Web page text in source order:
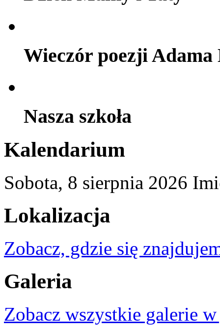
Wieczór poezji
Nasza szkoła
Kalendarium
Sobota, 8 sierpnia 2026
Lokalizacja
Zobacz, gdzie się
Galeria
Zobacz wszystkie galerie